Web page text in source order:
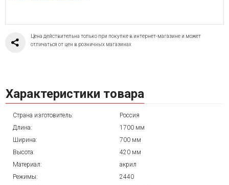
Цена действительна только при покупке в интернет-магазине и может
отличаться от цен в розничных магазинах
Характеристики товара
Страна изготовитель:
Россия
Длина:
1700 мм
Ширина:
700 мм
Высота:
420 мм
Материал:
акрил
Режимы:
2440